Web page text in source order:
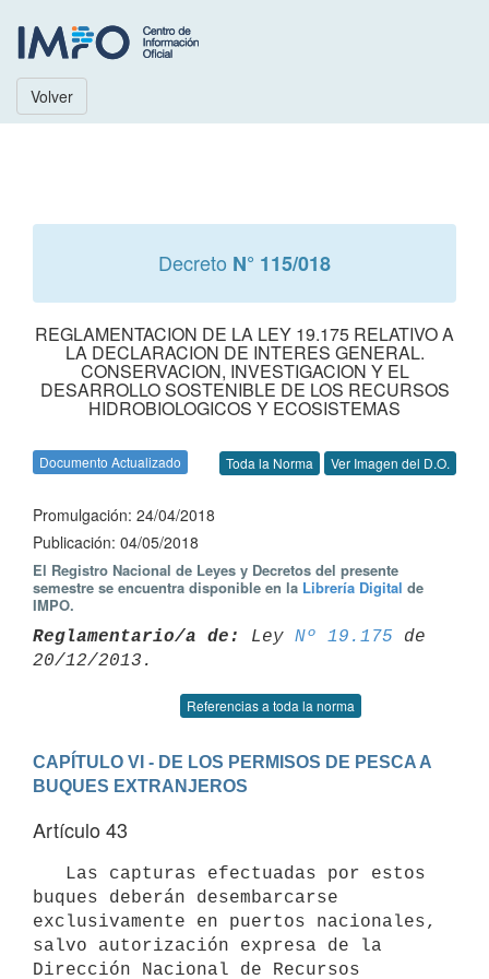
Volver
Decreto N° 115/018
REGLAMENTACION DE LA LEY 19.175 RELATIVO A
LA DECLARACION DE INTERES GENERAL.
CONSERVACION, INVESTIGACION Y EL
DESARROLLO SOSTENIBLE DE LOS RECURSOS
HIDROBIOLOGICOS Y ECOSISTEMAS
Documento Actualizado Toda la Norma Ver Imagen del D.O.
Promulgación: 24/04/2018
Publicación: 04/05/2018
El Registro Nacional de Leyes y Decretos del presente
semestre se encuentra disponible en la Librería Digital de
IMPO.
Reglamentario/a de: Ley Nº 19.175 de
Referencias a toda la norma
CAPÍTULO VI - DE LOS PERMISOS DE PESCA A
BUQUES EXTRANJEROS
Artículo 43
buques deberán desembarcarse
exclusivamente en puertos nacionales,
salvo autorización expresa de la
Dirección Nacional de Recursos